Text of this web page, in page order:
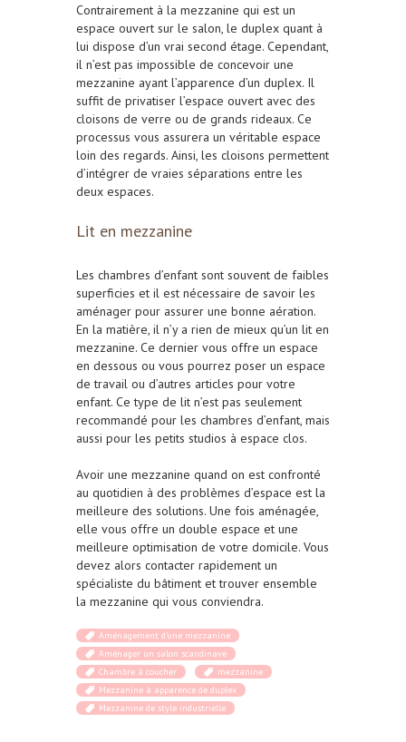
Contrairement à la mezzanine qui est un
espace ouvert sur le salon, le duplex quant à
lui dispose d’un vrai second étage. Cependant,
il n’est pas impossible de concevoir une
mezzanine ayant l’apparence d’un duplex. Il
suffit de privatiser l’espace ouvert avec des
cloisons de verre ou de grands rideaux. Ce
processus vous assurera un véritable espace
loin des regards. Ainsi, les cloisons permettent
d’intégrer de vraies séparations entre les
deux espaces.
Lit en mezzanine
Les chambres d’enfant sont souvent de faibles
superficies et il est nécessaire de savoir les
aménager pour assurer une bonne aération.
En la matière, il n’y a rien de mieux qu’un lit en
mezzanine. Ce dernier vous offre un espace
en dessous ou vous pourrez poser un espace
de travail ou d’autres articles pour votre
enfant. Ce type de lit n’est pas seulement
recommandé pour les chambres d’enfant, mais
aussi pour les petits studios à espace clos.
Avoir une mezzanine quand on est confronté
au quotidien à des problèmes d’espace est la
meilleure des solutions. Une fois aménagée,
elle vous offre un double espace et une
meilleure optimisation de votre domicile. Vous
devez alors contacter rapidement un
spécialiste du bâtiment et trouver ensemble
la mezzanine qui vous conviendra.
Aménagement d’une mezzanine
Aménager un salon scandinave
Chambre à coucher
mezzanine
Mezzanine à apparence de duplex
Mezzanine de style industrielle